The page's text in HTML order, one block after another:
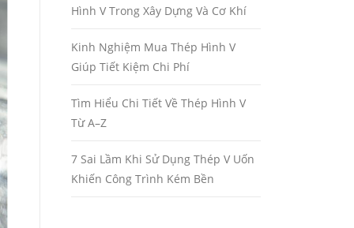
Hình V Trong Xây Dựng Và Cơ Khí
Kinh Nghiệm Mua Thép Hình V
Giúp Tiết Kiệm Chi Phí
Tìm Hiểu Chi Tiết Về Thép Hình V
Từ A–Z
7 Sai Lầm Khi Sử Dụng Thép V Uốn
Khiến Công Trình Kém Bền